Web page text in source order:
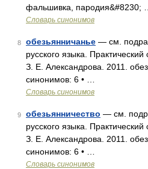
фальшивка, пародия&#8230; …
Словарь синонимов
8 обезьянничанье — см.
русского языка.
З. Е. Александрова. 2011.
синонимов: 6 • …
Словарь синонимов
9 обезьянничество — см.
русского языка.
З. Е. Александрова. 2011.
синонимов: 6 • …
Словарь синонимов